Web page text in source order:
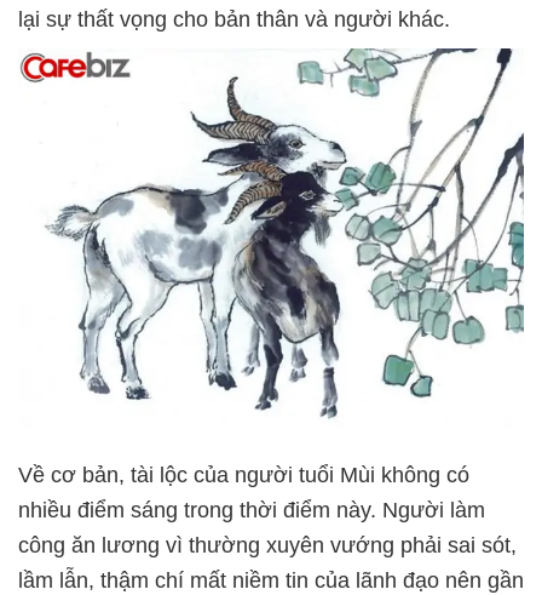
lại sự thất vọng cho bản thân và người khác.
Về cơ bản, tài lộc của người tuổi Mùi không có
nhiều điểm sáng trong thời điểm này. Người làm
công ăn lương vì thường xuyên vướng phải sai sót,
lầm lẫn, thậm chí mất niềm tin của lãnh đạo nên gần